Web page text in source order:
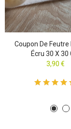
Coupon De Feutre
Écru 30 X 30
3,90 €